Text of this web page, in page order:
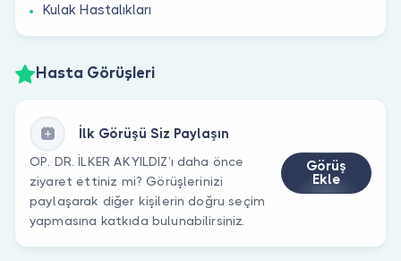
Kulak Hastalıkları
Hasta Görüşleri
İlk Görüşü Siz Paylaşın
OP. DR. İLKER AKYILDIZ’ı daha önce
ziyaret ettiniz mi? Görüşlerinizi
paylaşarak diğer kişilerin doğru seçim
yapmasına katkıda bulunabilirsiniz.
Görüş
Ekle